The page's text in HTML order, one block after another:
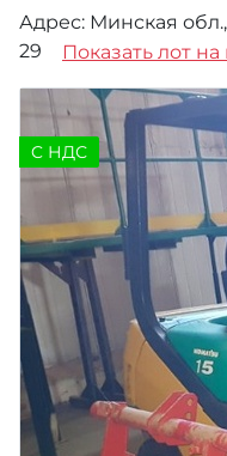
Адрес: Минская
29
Показать лот на
C НДС